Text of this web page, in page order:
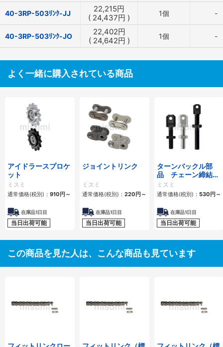
40-3RP-503ﾘﾝｸ-JJ 22,215円
( 24,437円 ) 1個 -
40-3RP-503ﾘﾝｸ-JO 22,402円
( 24,642円 ) 1個 -
よく一緒に購入されている商品
アイドラースプロケ
ット
ミスミ
通常価格(税別)： 910円～
在庫品1日目
当日出荷可能
ジョイントリンク
ミスミ
通常価格(税別)： 220円～
在庫品1日目
当日出荷可能
ターンバックル部
品 チェーン締結
用 スタンダードタ
イプ・ロングタイプ
ミスミ
通常価格(税別)： 530円～
在庫品1日目
当日出荷可能
この商品を見た人は、こんな商品も見ています